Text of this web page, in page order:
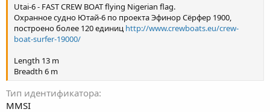
Utai-6 - FAST CREW BOAT flying Nigerian flag.
Охранное судно Ютай-6 по проекта Эфинор Сёрфер 1900,
построено более 120 единиц http://www.crewboats.eu/crew-
boat-surfer-19000/
Length 13 m
Breadth 6 m
Тип идентификатора
MMSI